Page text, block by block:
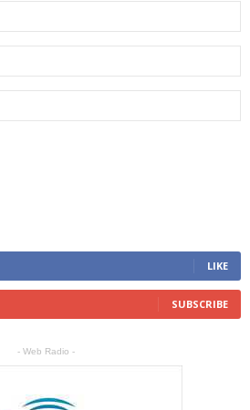
LIKE
SUBSCRIBE
- Web Radio -